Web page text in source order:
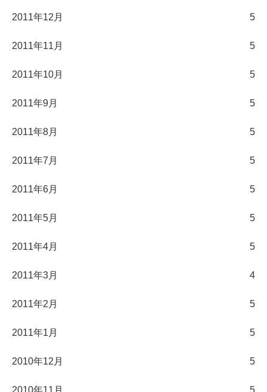
2011年12月 5
2011年11月 5
2011年10月 5
2011年9月 5
2011年8月 5
2011年7月 5
2011年6月 5
2011年5月 5
2011年4月 5
2011年3月 4
2011年2月 5
2011年1月 5
2010年12月 5
2010年11月 5